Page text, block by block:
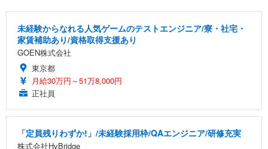
未経験からなれる人気ゲームのテストエンジニア/寮・社宅・
家賃補助あり/資格取得支援あり
GOEN株式会社
東京都
月給30万円～51万8,000円
正社員
「定員残りわずか!」/未経験採用枠/QAエンジニア/研修充実
株式会社HyBridge